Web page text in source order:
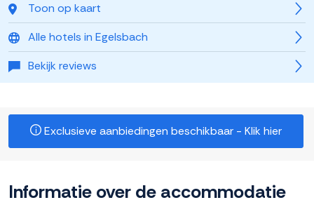
Toon op kaart
Alle hotels in Egelsbach
Bekijk reviews
Exclusieve aanbiedingen beschikbaar - Klik hier
Informatie over de accommodatie